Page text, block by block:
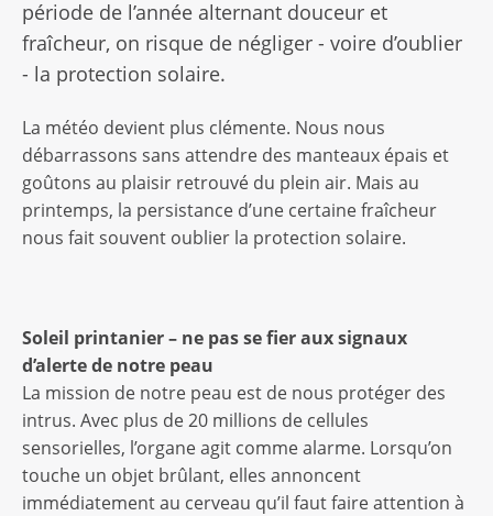
période de l’année alternant douceur et
fraîcheur, on risque de négliger - voire d’oublier
- la protection solaire.
La météo devient plus clémente. Nous nous
débarrassons sans attendre des manteaux épais et
goûtons au plaisir retrouvé du plein air. Mais au
printemps, la persistance d’une certaine fraîcheur
nous fait souvent oublier la protection solaire.
Soleil printanier – ne pas se fier aux signaux
d’alerte de notre peau
La mission de notre peau est de nous protéger des
intrus. Avec plus de 20 millions de cellules
sensorielles, l’organe agit comme alarme. Lorsqu’on
touche un objet brûlant, elles annoncent
immédiatement au cerveau qu’il faut faire attention à